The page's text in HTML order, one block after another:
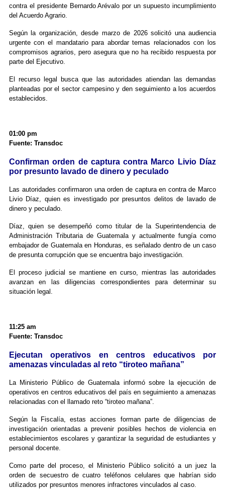
contra el presidente Bernardo Arévalo por un supuesto incumplimiento
del Acuerdo Agrario.
Según la organización, desde marzo de 2026 solicitó una audiencia
urgente con el mandatario para abordar temas relacionados con los
compromisos agrarios, pero asegura que no ha recibido respuesta por
parte del Ejecutivo.
El recurso legal busca que las autoridades atiendan las demandas
planteadas por el sector campesino y den seguimiento a los acuerdos
establecidos.
01:00 pm
Fuente: Transdoc
Confirman orden de captura contra Marco Livio Díaz
por presunto lavado de dinero y peculado
Las autoridades confirmaron una orden de captura en contra de Marco
Livio Díaz, quien es investigado por presuntos delitos de lavado de
dinero y peculado.
Díaz, quien se desempeñó como titular de la Superintendencia de
Administración Tributaria de Guatemala y actualmente fungía como
embajador de Guatemala en Honduras, es señalado dentro de un caso
de presunta corrupción que se encuentra bajo investigación.
El proceso judicial se mantiene en curso, mientras las autoridades
avanzan en las diligencias correspondientes para determinar su
situación legal.
11:25 am
Fuente: Transdoc
Ejecutan operativos en centros educativos por
amenazas vinculadas al reto “tiroteo mañana”
La Ministerio Público de Guatemala informó sobre la ejecución de
operativos en centros educativos del país en seguimiento a amenazas
relacionadas con el llamado reto “tiroteo mañana”.
Según la Fiscalía, estas acciones forman parte de diligencias de
investigación orientadas a prevenir posibles hechos de violencia en
establecimientos escolares y garantizar la seguridad de estudiantes y
personal docente.
Como parte del proceso, el Ministerio Público solicitó a un juez la
orden de secuestro de cuatro teléfonos celulares que habrían sido
utilizados por presuntos menores infractores vinculados al caso.